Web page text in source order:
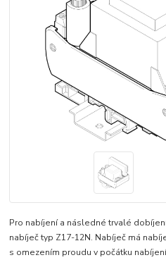
Pro nabíjení a následné trvalé
nabíječ typ Z17-12N. Nabíječ má
s omezením proudu v počátku